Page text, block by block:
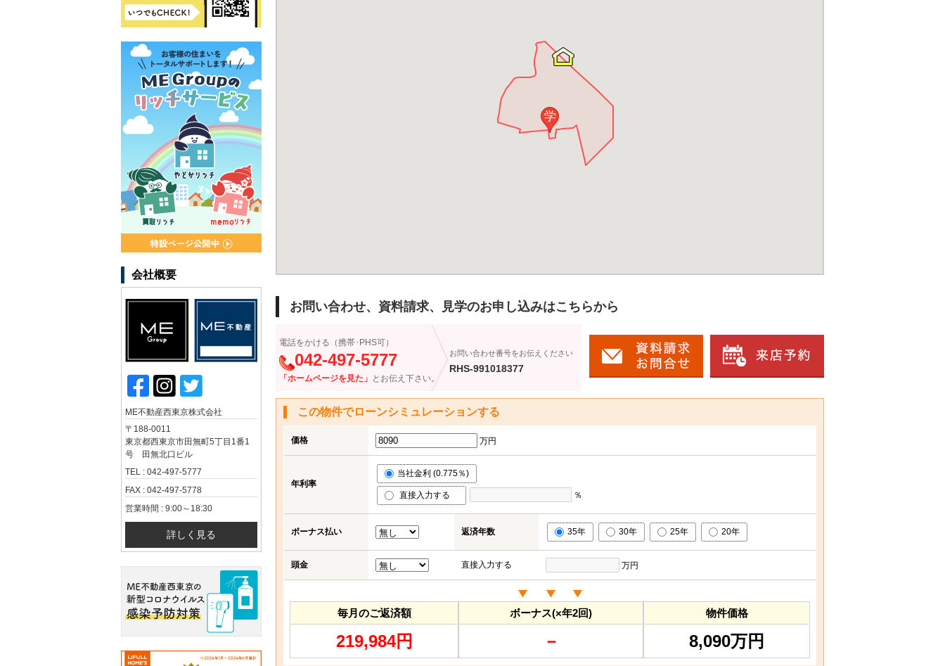
学
お問い合わせ、資料請求、見学のお申し込みはこちらから
電話をかける（携帯･PHS可）
042-497-5777
「ホームページを見た」 とお伝え下さい。
お問い合わせ番号をお伝えください
RHS-991018377
この物件でローンシミュレーションする
価格 万円
年利率
当社金利 (0.775％)
直接入力する ％
ボーナス払い 返済年数 35年 30年 25年 20年
頭金 直接入力する 万円
毎月のご返済額
219,984円
ボーナス(×年2回)
－
物件価格
8,090万円
会社概要
ME不動産西東京株式会社
〒188-0011
東京都西東京市田無町5丁目1番1
号 田無北口ビル
TEL : 042-497-5777
FAX : 042-497-5778
営業時間 : 9:00～18:30
詳しく見る